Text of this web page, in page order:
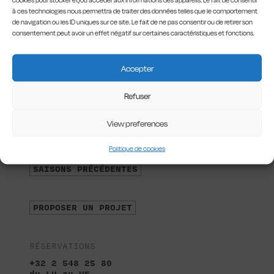
à ces technologies nous permettra de traiter des données telles que le comportement
de navigation ou les ID uniques sur ce site. Le fait de ne pas consentir ou de retirer son
consentement peut avoir un effet négatif sur certaines caractéristiques et fonctions.
Accepter
Refuser
View preferences
Politique de cookies
LES RICHES-CLAIRES
24, rue des Riches Claires
À PROPOS DE NOUS
SAISONS PRÉCÉDENTES
PROPOSER UN PROJET
RÉSERVATIONS
+32 2 548 25 80